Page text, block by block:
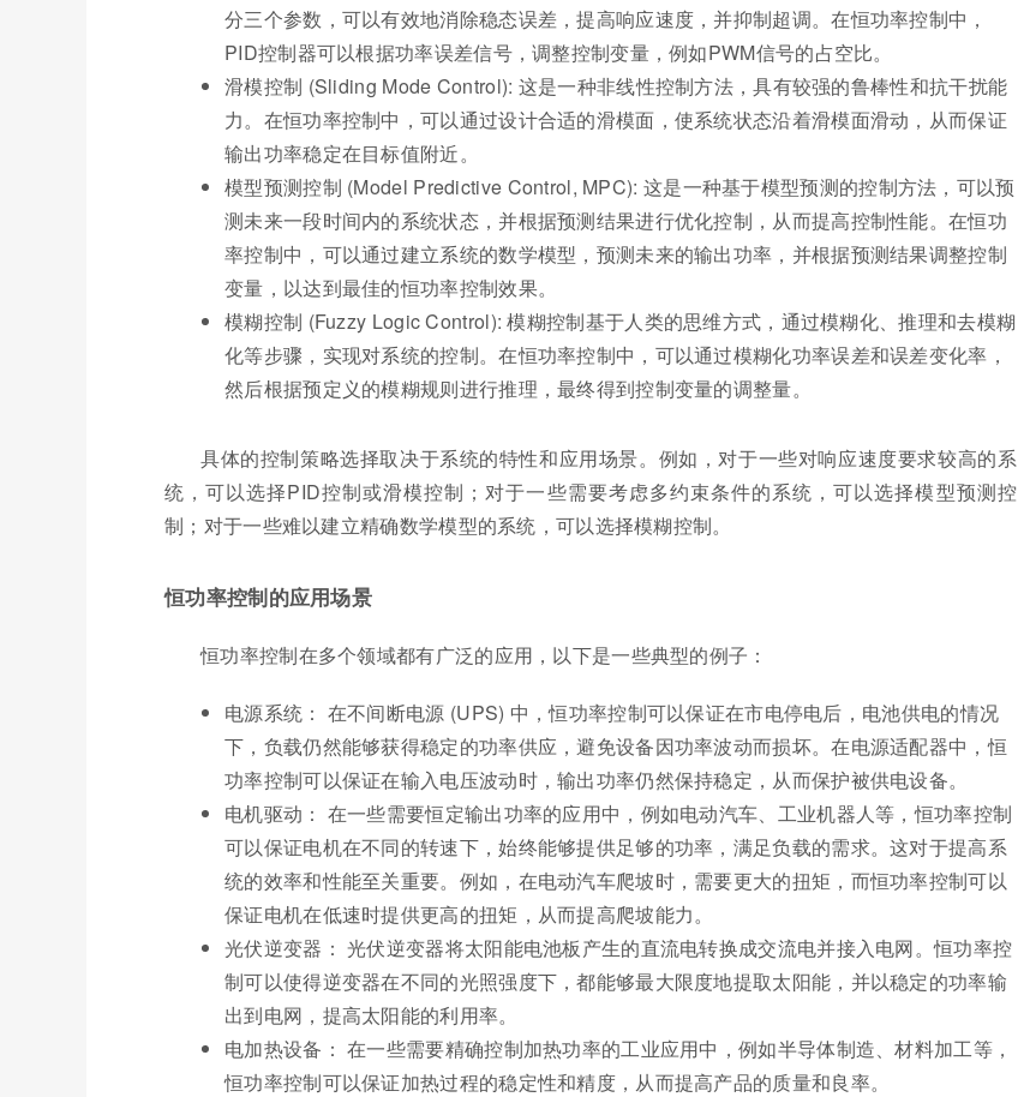
分三个参数，可以有效地消除稳态误差，提高响应速度，并抑制超调。在恒功率控制中，
PID控制器可以根据功率误差信号，调整控制变量，例如PWM信号的占空比。
滑模控制 (Sliding Mode Control): 这是一种非线性控制方法，具有较强的鲁棒性和抗干扰能
力。在恒功率控制中，可以通过设计合适的滑模面，使系统状态沿着滑模面滑动，从而保证
输出功率稳定在目标值附近。
模型预测控制 (Model Predictive Control, MPC): 这是一种基于模型预测的控制方法，可以预
测未来一段时间内的系统状态，并根据预测结果进行优化控制，从而提高控制性能。在恒功
率控制中，可以通过建立系统的数学模型，预测未来的输出功率，并根据预测结果调整控制
变量，以达到最佳的恒功率控制效果。
模糊控制 (Fuzzy Logic Control): 模糊控制基于人类的思维方式，通过模糊化、推理和去模糊
化等步骤，实现对系统的控制。在恒功率控制中，可以通过模糊化功率误差和误差变化率，
然后根据预定义的模糊规则进行推理，最终得到控制变量的调整量。
具体的控制策略选择取决于系统的特性和应用场景。例如，对于一些对响应速度要求较高的系
统，可以选择PID控制或滑模控制；对于一些需要考虑多约束条件的系统，可以选择模型预测控
制；对于一些难以建立精确数学模型的系统，可以选择模糊控制。
恒功率控制的应用场景
恒功率控制在多个领域都有广泛的应用，以下是一些典型的例子：
电源系统： 在不间断电源 (UPS) 中，恒功率控制可以保证在市电停电后，电池供电的情况
下，负载仍然能够获得稳定的功率供应，避免设备因功率波动而损坏。在电源适配器中，恒
功率控制可以保证在输入电压波动时，输出功率仍然保持稳定，从而保护被供电设备。
电机驱动： 在一些需要恒定输出功率的应用中，例如电动汽车、工业机器人等，恒功率控制
可以保证电机在不同的转速下，始终能够提供足够的功率，满足负载的需求。这对于提高系
统的效率和性能至关重要。例如，在电动汽车爬坡时，需要更大的扭矩，而恒功率控制可以
保证电机在低速时提供更高的扭矩，从而提高爬坡能力。
光伏逆变器： 光伏逆变器将太阳能电池板产生的直流电转换成交流电并接入电网。恒功率控
制可以使得逆变器在不同的光照强度下，都能够最大限度地提取太阳能，并以稳定的功率输
出到电网，提高太阳能的利用率。
电加热设备： 在一些需要精确控制加热功率的工业应用中，例如半导体制造、材料加工等，
恒功率控制可以保证加热过程的稳定性和精度，从而提高产品的质量和良率。